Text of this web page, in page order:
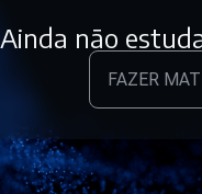
Ainda não
FAZER